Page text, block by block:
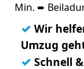
Min. ➨
✓ Wir
Umzug
✓ Schnell